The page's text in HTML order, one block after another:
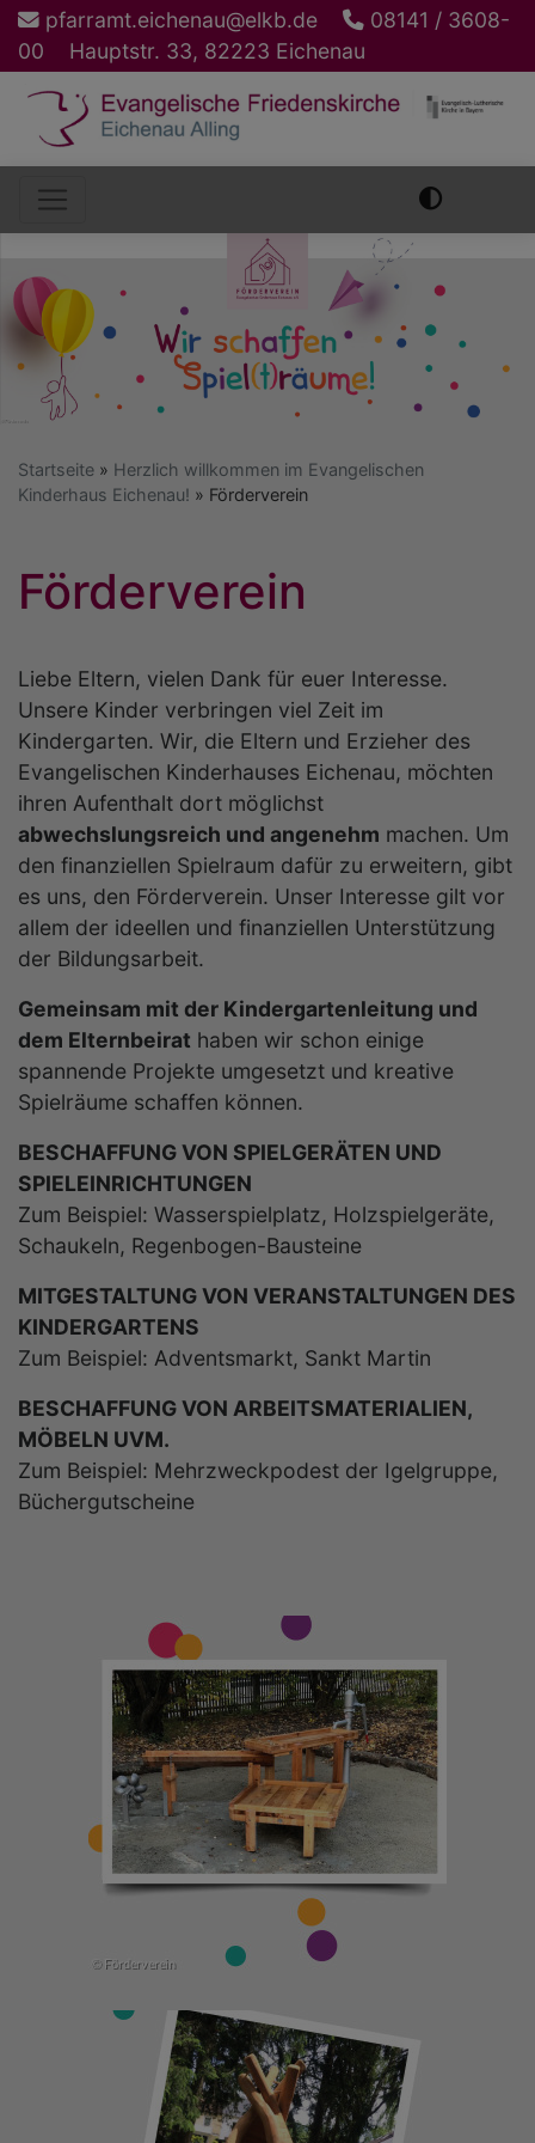
Direkt
zum
Inhalt
pfarramt.eichenau@elkb.de
08141 / 3608-
00
Hauptstr. 33, 82223 Eichenau
Hauptnavigation
Startseite
Herzlich willkommen im Evangelischen
Kinderhaus Eichenau!
Förderverein
Förderverein
Liebe Eltern, vielen Dank für euer Interesse.
Unsere Kinder verbringen viel Zeit im
Kindergarten. Wir, die Eltern und Erzieher des
Evangelischen Kinderhauses Eichenau, möchten
ihren Aufenthalt dort möglichst
abwechslungsreich und angenehm machen. Um
den finanziellen Spielraum dafür zu erweitern, gibt
es uns, den Förderverein. Unser Interesse gilt vor
allem der ideellen und finanziellen Unterstützung
der Bildungsarbeit.
Gemeinsam mit der Kindergartenleitung und
dem Elternbeirat haben wir schon einige
spannende Projekte umgesetzt und kreative
Spielräume schaffen können.
BESCHAFFUNG VON SPIELGERÄTEN UND
SPIELEINRICHTUNGEN
Zum Beispiel: Wasserspielplatz, Holzspielgeräte,
Schaukeln, Regenbogen-Bausteine
MITGESTALTUNG VON VERANSTALTUNGEN DES
KINDERGARTENS
Zum Beispiel: Adventsmarkt, Sankt Martin
BESCHAFFUNG VON ARBEITSMATERIALIEN,
MÖBELN UVM.
Zum Beispiel: Mehrzweckpodest der Igelgruppe,
Büchergutscheine